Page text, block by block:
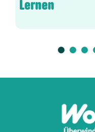
Lernen